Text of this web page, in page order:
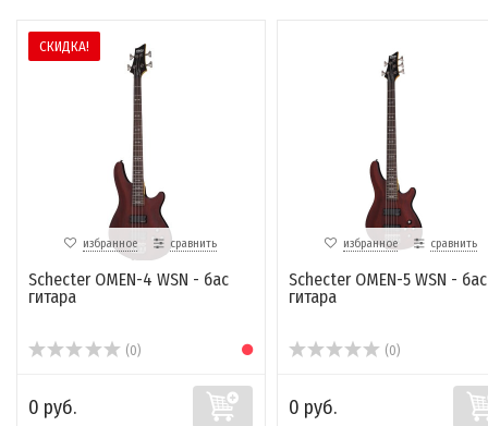
СКИДКА!
избранное сравнить
Schecter OMEN-4 WSN - бас
гитара
(0)
0 руб.
избранное сравнить
Schecter OMEN-5 WSN - бас
гитара
(0)
0 руб.